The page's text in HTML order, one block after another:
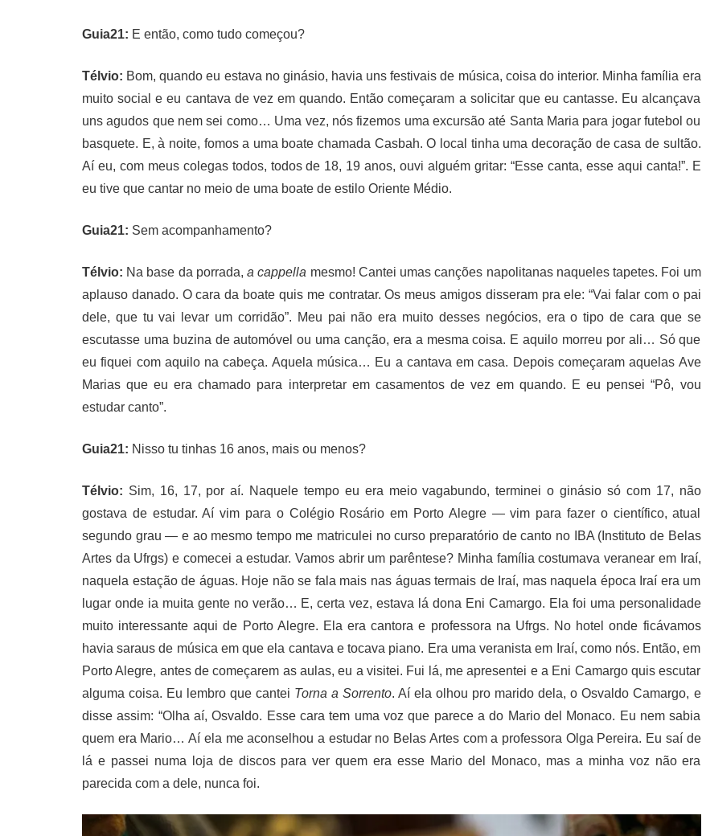
Guia21: E então, como tudo começou?
Télvio: Bom, quando eu estava no ginásio, havia uns festivais de música, coisa do interior. Minha família era
muito social e eu cantava de vez em quando. Então começaram a solicitar que eu cantasse. Eu alcançava
uns agudos que nem sei como… Uma vez, nós fizemos uma excursão até Santa Maria para jogar futebol ou
basquete. E, à noite, fomos a uma boate chamada Casbah. O local tinha uma decoração de casa de sultão.
Aí eu, com meus colegas todos, todos de 18, 19 anos, ouvi alguém gritar: “Esse canta, esse aqui canta!”. E
eu tive que cantar no meio de uma boate de estilo Oriente Médio.
Guia21: Sem acompanhamento?
Télvio: Na base da porrada,a cappella mesmo! Cantei umas canções napolitanas naqueles tapetes. Foi um
aplauso danado. O cara da boate quis me contratar. Os meus amigos disseram pra ele: “Vai falar com o pai
dele, que tu vai levar um corridão”. Meu pai não era muito desses negócios, era o tipo de cara que se
escutasse uma buzina de automóvel ou uma canção, era a mesma coisa. E aquilo morreu por ali… Só que
eu fiquei com aquilo na cabeça. Aquela música… Eu a cantava em casa. Depois começaram aquelas Ave
Marias que eu era chamado para interpretar em casamentos de vez em quando. E eu pensei “Pô, vou
estudar canto”.
Guia21: Nisso tu tinhas 16 anos, mais ou menos?
Télvio: Sim, 16, 17, por aí. Naquele tempo eu era meio vagabundo, terminei o ginásio só com 17, não
gostava de estudar. Aí vim para o Colégio Rosário em Porto Alegre — vim para fazer o científico, atual
segundo grau — e ao mesmo tempo me matriculei no curso preparatório de canto no IBA (Instituto de Belas
Artes da Ufrgs) e comecei a estudar. Vamos abrir um parêntese? Minha família costumava veranear em Iraí,
naquela estação de águas. Hoje não se fala mais nas águas termais de Iraí, mas naquela época Iraí era um
lugar onde ia muita gente no verão… E, certa vez, estava lá dona Eni Camargo. Ela foi uma personalidade
muito interessante aqui de Porto Alegre. Ela era cantora e professora na Ufrgs. No hotel onde ficávamos
havia saraus de música em que ela cantava e tocava piano. Era uma veranista em Iraí, como nós. Então, em
Porto Alegre, antes de começarem as aulas, eu a visitei. Fui lá, me apresentei e a Eni Camargo quis escutar
alguma coisa. Eu lembro que cantei Torna a Sorrento. Aí ela olhou pro marido dela, o Osvaldo Camargo, e
disse assim: “Olha aí, Osvaldo. Esse cara tem uma voz que parece a do Mario del Monaco. Eu nem sabia
quem era Mario… Aí ela me aconselhou a estudar no Belas Artes com a professora Olga Pereira. Eu saí de
lá e passei numa loja de discos para ver quem era esse Mario del Monaco, mas a minha voz não era
parecida com a dele, nunca foi.